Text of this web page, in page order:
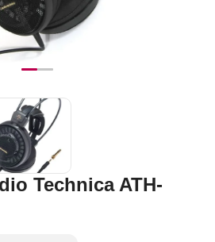
Technica ATH-